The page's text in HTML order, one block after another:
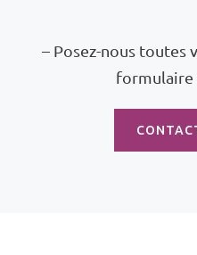
– Posez-nous toutes
formulaire